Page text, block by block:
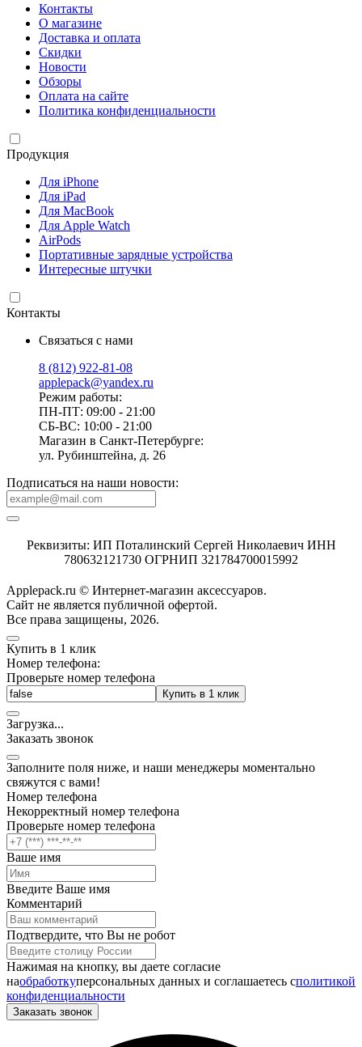
Контакты
О магазине
Доставка и оплата
Скидки
Новости
Обзоры
Оплата на сайте
Политика конфиденциальности
Продукция
Для iPhone
Для iPad
Для MacBook
Для Apple Watch
AirPods
Портативные зарядные устройства
Интересные штучки
Контакты
Связаться с нами
8 (812) 922-81-08
applepack@yandex.ru
Режим работы:
ПН-ПТ: 09:00 - 21:00
СБ-ВС: 10:00 - 21:00
Магазин в Санкт-Петербурге:
ул. Рубинштейна, д. 26
Подписаться на наши новости:
Реквизиты: ИП Поталинский Сергей Николаевич ИНН
780632121730 ОГРНИП 321784700015992
Applepack.ru © Интернет-магазин аксессуаров.
Cайт не является публичной офертой.
Все права защищены, 2026.
Купить в 1 клик
Номер телефона:
Проверьте номер телефона
Купить в 1 клик
Загрузка...
Заказать звонок
Заполните поля ниже, и наши менеджеры моментально
свяжутся с вами!
Номер телефона
Некорректный номер телефона
Проверьте номер телефона
Ваше имя
Введите Ваше имя
Комментарий
Подтвердите, что Вы не робот
Нажимая на кнопку, вы даете согласие
наобработкуперсональных данных и соглашаетесь cполитикой
конфиденциальности
Заказать звонок